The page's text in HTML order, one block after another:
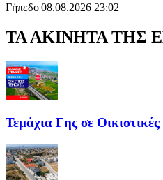
Γήπεδο|08.08.2026 23:02
ΤΑ ΑΚΙΝΗΤΑ ΤΗΣ
Τεμάχια Γης σε Οικιστικές